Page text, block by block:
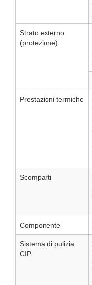
Strato esterno
(protezione)
Prestazioni termiche
Scomparti
Componente
Sistema di pulizia
CIP